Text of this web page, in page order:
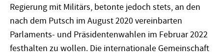
Regierung mit Militärs, betonte jedoch stets, an den
nach dem Putsch im August 2020 vereinbarten
Parlaments- und Präsidentenwahlen im Februar 2022
festhalten zu wollen. Die internationale Gemeinschaft